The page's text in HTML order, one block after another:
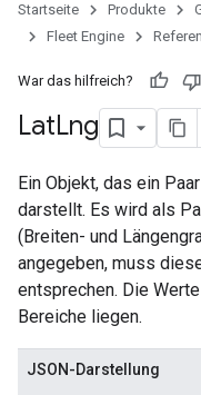
Startseite Produkte
Fleet Engine
War das hilfreich?
LatLng
Ein Objekt, das ein
darstellt. Es wird als
(Breiten- und
angegeben, muss
entsprechen. Die
Bereiche liegen.
JSON-Darstellung